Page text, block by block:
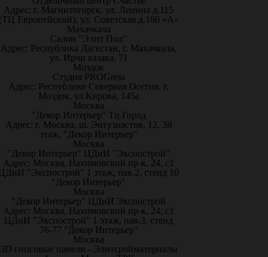
Адрес: г. Магнитогорск, ул. Ленина д.115
Европейский); ул. Советская д.160 «А»
Махачкала
Салон "Элит Пол"
Адрес: Республика Дагестан, г. Махачкала,
ул. Ирчи казака, 71
Моздок
Студия PROGress
Адрес: Республике Северная Осетия, г.
Моздок, ул.Кирова, 145а
Москва
"Декор Интерьер" Тц Город
Адрес: г. Москва, ш. Энтузиастов, 12, 3й
этаж, "Декор Интерьер"
Москва
"Декор Интерьер" ЦДиИ "Экспострой"
Адрес: Москва, Нахимовский пр-к, 24, с1
"Экспострой" 1 этаж, пав.2, стенд 10
"Декор Интерьер"
Москва
"Декор Интерьер" ЦДиИ Экспострой
Адрес: Москва, Нахимовский пр-к, 24, с1
ЦДиИ "Экспострой" 1 этаж, пав.3, стенд
76-77 "Декор Интерьер"
Москва
3D гипсовые панели - Элитсройматериалы